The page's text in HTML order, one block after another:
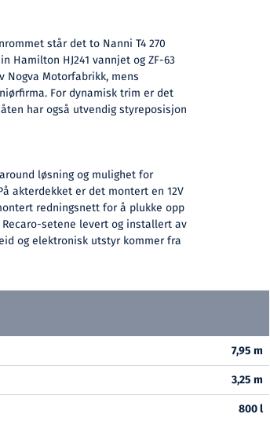
står det to Nanni T4 270
Hamilton HJ241 vannjet og ZF-63
Nogva Motorfabrikk, mens
For dynamisk trim er det
har også utvendig styreposisjon
løsning og mulighet for
akterdekket er det montert en 12V
redningsnett for å plukke opp
setene levert og installert av
og elektronisk utstyr kommer fra
7,95 m
3,25 m
800 l